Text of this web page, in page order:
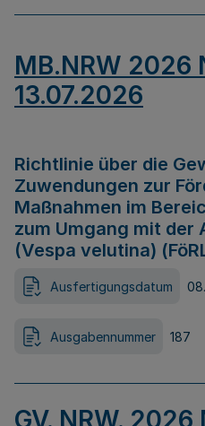
MB.NRW 2026
13.07.2026
Richtlinie über die
Zuwendungen zur
Maßnahmen im
zum Umgang mit der
(Vespa velutina)
Ausfertigungsdatum
Ausgabennummer 187
GV. NRW.